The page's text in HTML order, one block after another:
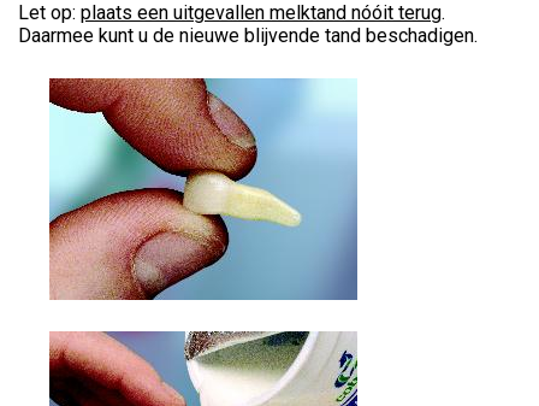
Let op: plaats een uitgevallen melktand nóóit terug.
Daarmee kunt u de nieuwe blijvende tand beschadigen.